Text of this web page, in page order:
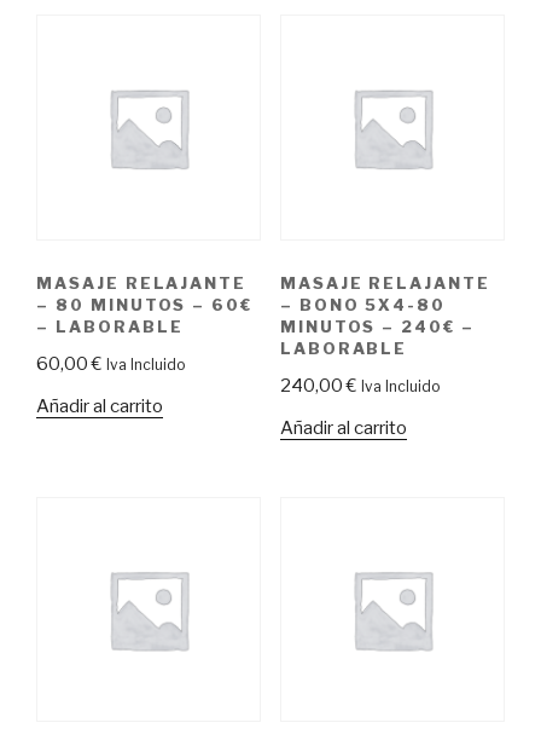
MASAJE RELAJANTE
– 80 MINUTOS – 60€
– LABORABLE
60,00€ Iva Incluido
Añadir al carrito
MASAJE RELAJANTE
– BONO 5X4-80
MINUTOS – 240€ –
LABORABLE
240,00€ Iva Incluido
Añadir al carrito